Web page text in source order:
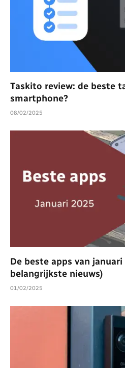
Taskito review: de beste
smartphone?
08/02/2025
De beste apps van
belangrijkste nieuws)
01/02/2025